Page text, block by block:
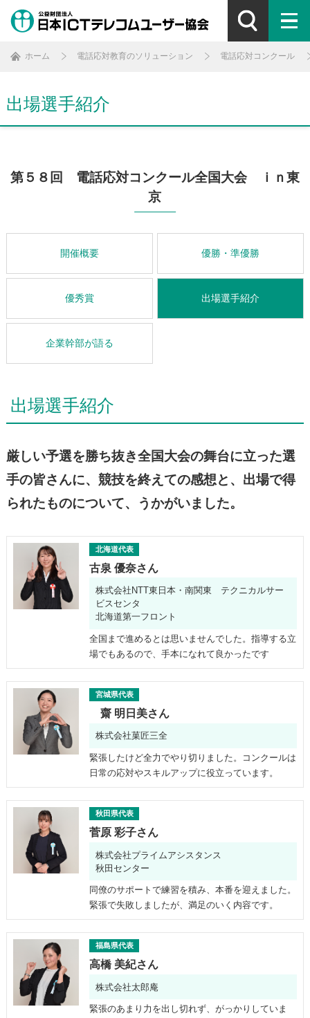
ホーム 電話応対教育のソリューション 電話応対コンクール
出場選手紹介
第５８回 電話応対コンクール全国大会 ｉｎ東
京
開催概要 優勝・準優勝
優秀賞 出場選手紹介
企業幹部が語る
出場選手紹介
厳しい予選を勝ち抜き全国大会の舞台に立った選
手の皆さんに、競技を終えての感想と、出場で得
られたものについて、うかがいました。
北海道代表
古泉 優奈さん
株式会社NTT東日本・南関東 テクニカルサー
ビスセンタ
北海道第一フロント
全国まで進めるとは思いませんでした。指導する立
場でもあるので、手本になれて良かったです
宮城県代表
齋 明日美さん
株式会社菓匠三全
緊張したけど全力でやり切りました。コンクールは
日常の応対やスキルアップに役立っています。
秋田県代表
菅原 彩子さん
株式会社プライムアシスタンス
秋田センター
同僚のサポートで練習を積み、本番を迎えました。
緊張で失敗しましたが、満足のいく内容です。
福島県代表
高橋 美紀さん
株式会社太郎庵
緊張のあまり力を出し切れず、がっかりしていま